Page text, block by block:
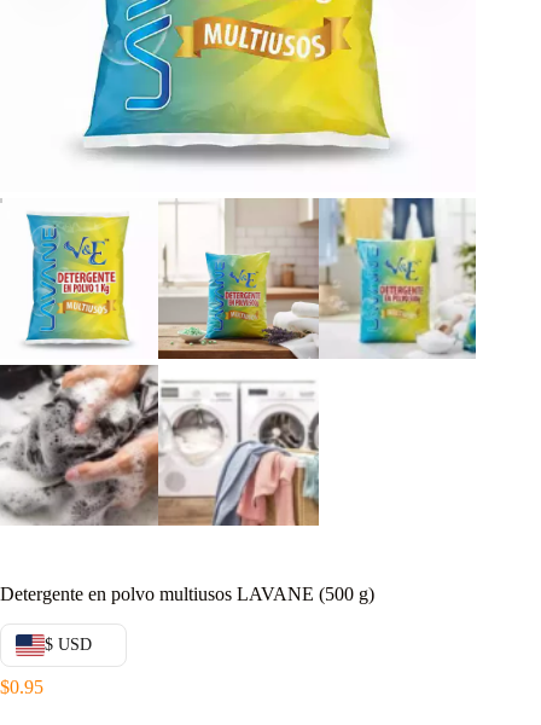
Detergente en polvo multiusos LAVANE (500 g)
$ USD
$0.95